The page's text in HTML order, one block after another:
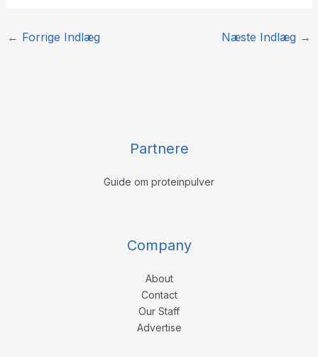
← Forrige Indlæg Næste Indlæg →
Partnere
Guide om proteinpulver
Company
About
Contact
Our Staff
Advertise